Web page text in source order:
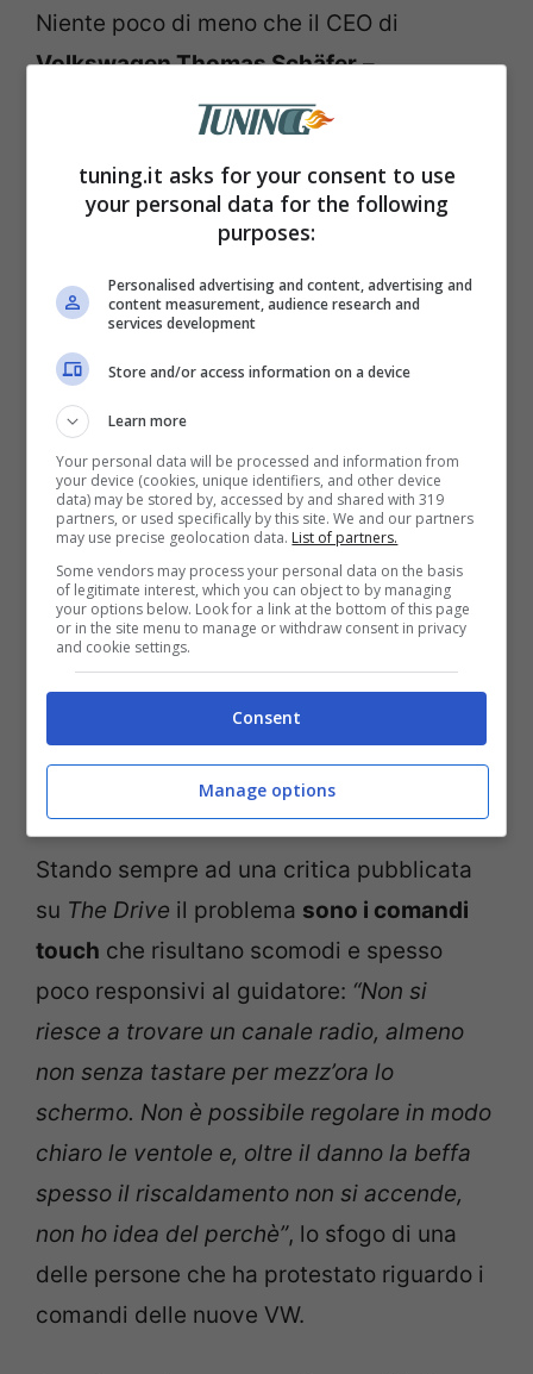
Niente poco di meno che il CEO di
Volkswagen Thomas Schäfer–
The Drive– avrebbe definito così
la questione esplosa quest’anno:
comandi delle nuove auto sono stati
giudicati frustranti. Sicuramente, questa
un altro problema di modelli nuovissimi
come la VW ID.2 che già fatica a decollare
nelle vendite, secondo gli esperti.
Questi comandi di nuova generazione…non piacciono a
nessuno! (Volkswagen Media Press) – Tuning.it
Stando sempre ad una critica pubblicata
su The Drive il problema sono i comandi
touch che risultano scomodi e spesso
poco responsivi al guidatore: “Non si
riesce a trovare un canale radio, almeno
non senza tastare per mezz’ora lo
schermo. Non è possibile regolare in modo
chiaro le ventole e, oltre il danno la beffa
spesso il riscaldamento non si accende,
non ho idea del perchè”, lo sfogo di una
delle persone che ha protestato riguardo i
comandi delle nuove VW.
tuning.it asks for your consent to use
your personal data for the following
purposes:
Personalised advertising and content, advertising and
content measurement, audience research and
services development
Store and/or access information on a device
Learn more
Your personal data will be processed and information from
your device (cookies, unique identifiers, and other device
data) may be stored by, accessed by and shared with 319
partners, or used specifically by this site. We and our partners
may use precise geolocation data. List of partners.
Some vendors may process your personal data on the basis
of legitimate interest, which you can object to by managing
your options below. Look for a link at the bottom of this page
or in the site menu to manage or withdraw consent in privacy
and cookie settings.
Consent
Manage options